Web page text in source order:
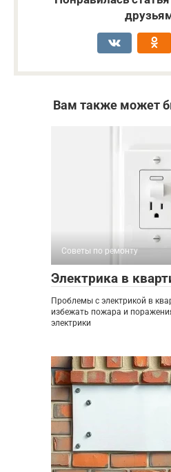
Вам также может
Советы по ремонту
Электрика в
Проблемы с электрикой в
избежать пожара и
электрики